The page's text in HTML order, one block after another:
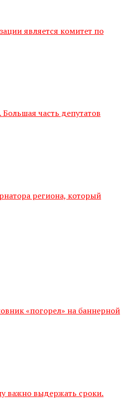
является комитет по
часть депутатов
региона, который
«погорел» на баннерной
важно выдержать сроки.